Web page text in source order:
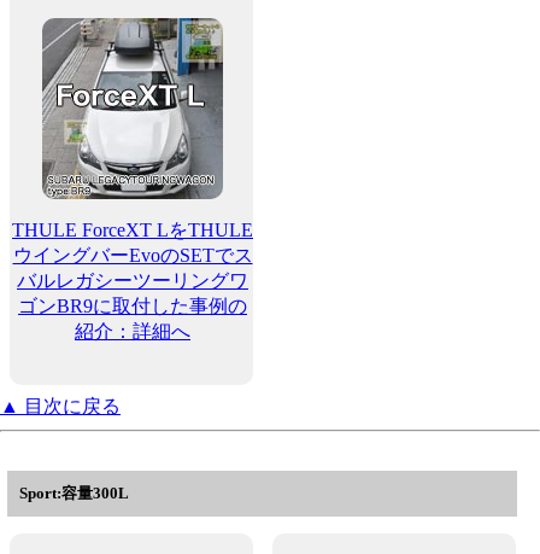
THULE ForceXT LをTHULE
ウイングバーEvoのSETでス
バルレガシーツーリングワ
ゴンBR9に取付した事例の
紹介：詳細へ
▲ 目次に戻る
Sport:容量300L